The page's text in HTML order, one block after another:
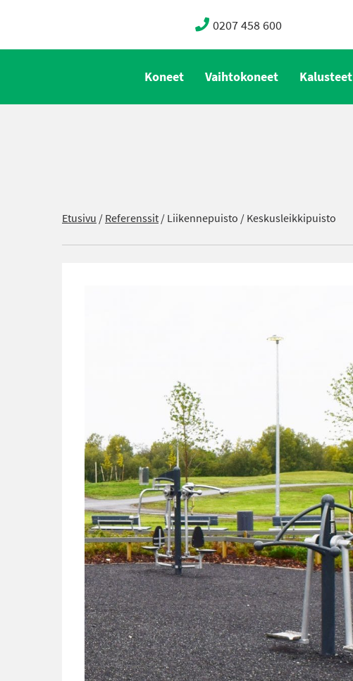
0207 458 600
Koneet Vaihtokoneet Kalusteet
Etusivu /Referenssit/Liikennepuisto / Keskusleikkipuisto